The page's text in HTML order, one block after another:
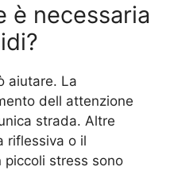
è necessaria
aiutare. La
dell attenzione
strada. Altre
riflessiva o il
stress sono